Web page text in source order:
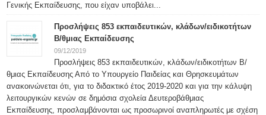
Γενικής Εκπαίδευσης, που είχαν υποβάλει...
Προσλήψεις 853 εκπαιδευτικών, κλάδων/ειδικοτήτων
Β/θμιας Εκπαίδευσης
09/12/2019
Προσλήψεις 853 εκπαιδευτικών, κλάδων/ειδικοτήτων Β/
θμιας Εκπαίδευσης Από το Υπουργείο Παιδείας και Θρησκευμάτων
ανακοινώνεται ότι, για το διδακτικό έτος 2019-2020 και για την κάλυψη
λειτουργικών κενών σε δημόσια σχολεία Δευτεροβάθμιας
Εκπαίδευσης, προσλαμβάνονται ως προσωρινοί αναπληρωτές με σχέση